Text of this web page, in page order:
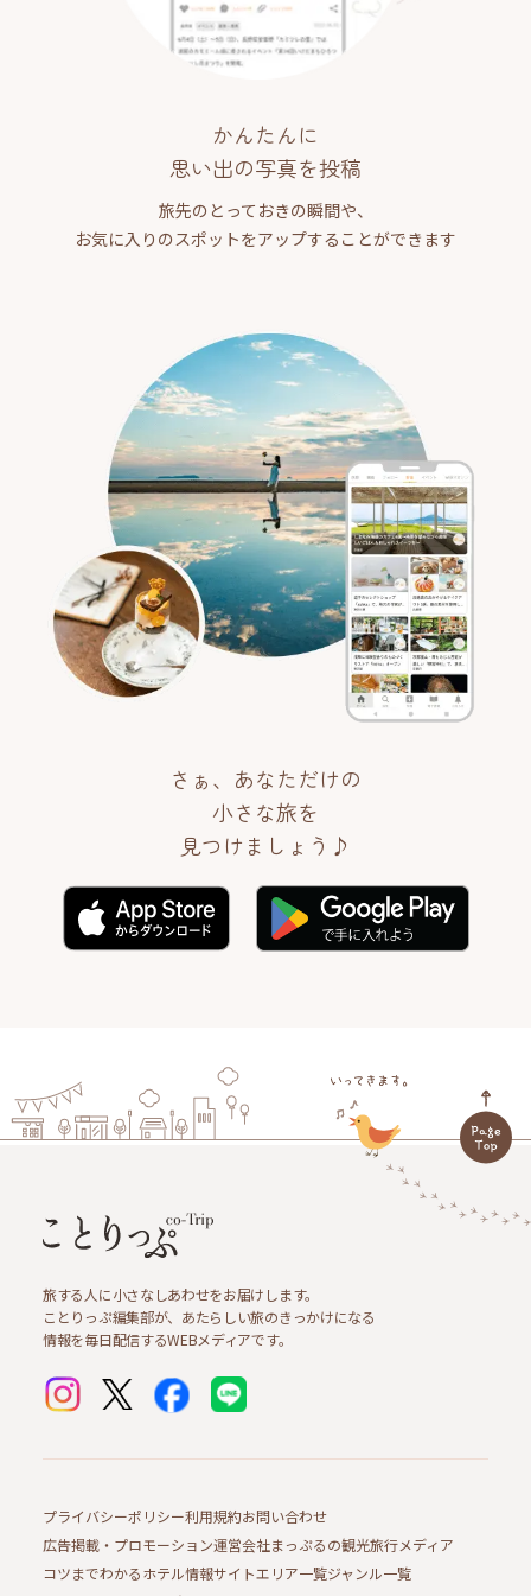
かんたんに
思い出の写真を投稿
旅先のとっておきの瞬間や、
お気に入りのスポットをアップすることができます
さぁ、あなただけの
小さな旅を
見つけましょう♪
旅する人に小さなしあわせをお届けします。
ことりっぷ編集部が、あたらしい旅のきっかけになる
情報を毎日配信するWEBメディアです。
プライバシーポリシー利用規約お問い合わせ
広告掲載・プロモーション運営会社まっぷるの観光旅行メディア
コツまでわかるホテル情報サイトエリア一覧ジャンル一覧